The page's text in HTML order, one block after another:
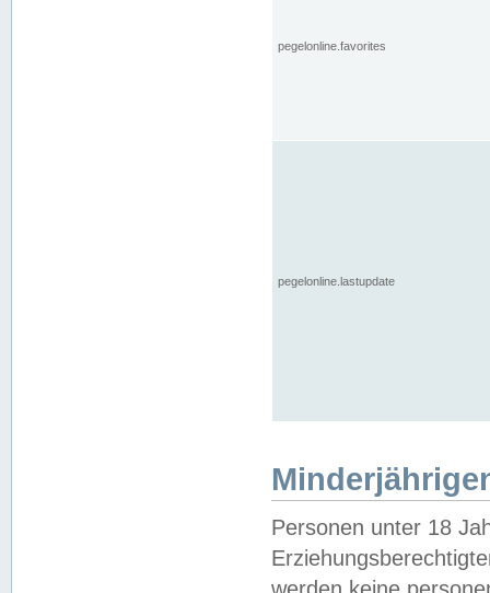
pegelonline.favorites
pegelonline.lastupdate
Personen unter 18